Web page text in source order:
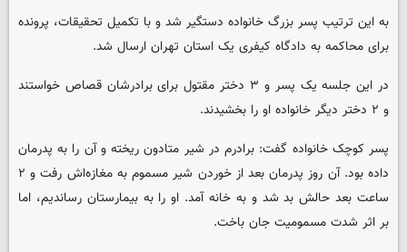
به این ترتیب پسر بزرگ خانواده دستگیر شد و با تکمیل تحقیقات، پرونده
برای محاکمه به دادگاه کیفری یک استان تهران ارسال شد.
در این جلسه یک پسر و ۳ دختر مقتول برای برادرشان قصاص خواستند
و ۲ دختر دیگر خانواده او را بخشیدند.
پسر کوچک خانواده گفت: برادرم در شیر متادون ریخته و آن را به پدرمان
داده بود. آن روز پدرمان بعد از خوردن شیر مسموم به مغازه‌اش رفت و ۲
ساعت بعد حالش بد شد و به خانه آمد. او را به بیمارستان رساندیم، اما
بر اثر شدت مسمومیت جان باخت.